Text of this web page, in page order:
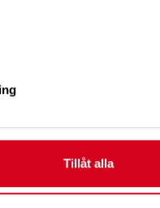
Tillåt alla
19, 118 28 STOCKHOLM
- 720 29 40